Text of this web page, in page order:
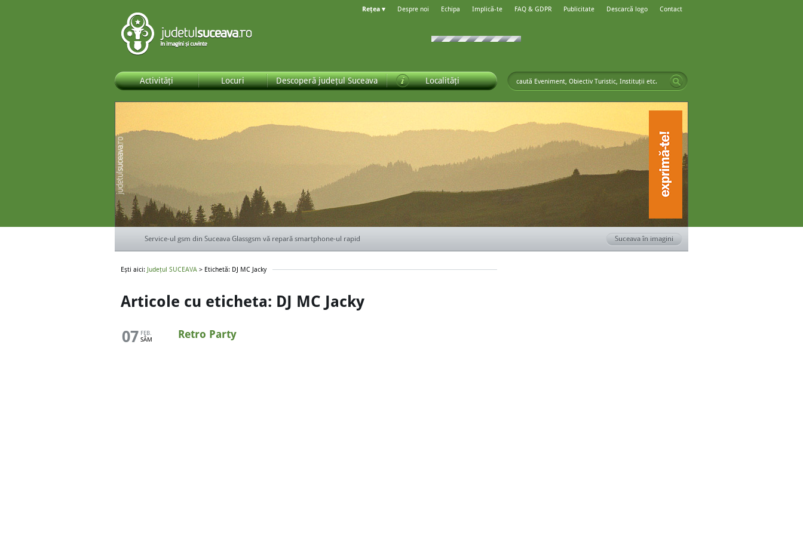
Activități Locuri Descoperă județul Suceava Localități
Despre noi Echipa Implică-te FAQ & GDPR Publicitate Descarcă logo Contact
Rețea ▾
Suceava în imagini
Service-ul gsm din Suceava Glassgsm vă repară smartphone-ul rapid
Ești aici: Județul SUCEAVA > Etichetă: DJ MC Jacky
Articole cu eticheta: DJ MC Jacky
Retro Party
07 FEB.
SÂM